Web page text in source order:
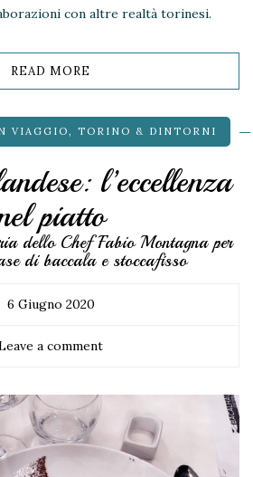
con altre realtà torinesi.
READ MORE
VIAGGIO, TORINO & DINTORNI
l’eccellenza
piatto
dello Chef Fabio Montagna per
di baccala e stoccafisso
6 Giugno 2020
a comment